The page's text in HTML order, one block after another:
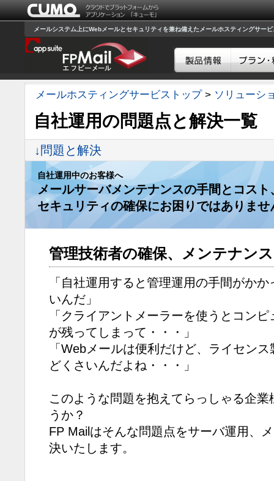
メールシステム上にWebメールとセキュリティを兼ね備えたメールホスティングサー
メールホスティングサービストップ> ソリューシ
自社運用の問題点と解決一覧
↓問題と解決
自社運用中のお客様へ
メールサーバメンテナンスの手間とコスト
セキュリティの確保にお困りではありませ
管理技術者の確保、メンテナン
「自社運用すると管理運用の手間がか
いんだ」
「クライアントメーラーを使うとコン
が残ってしまって・・・」
「Webメールは便利だけど、ライセン
どくさいんだよね・・・」
このような問題を抱えてらっしゃる企
うか？
FP Mailはそんな問題点をサーバ運用、
決いたします。